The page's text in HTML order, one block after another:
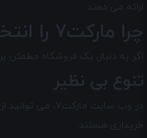
ارائه می دهند.
چرا مارکت7 را انتخاب کنید؟
اگر به دنبال یک فروشگاه مطمئن برای خرید
تنوع بی نظیر
خریداری هستند.